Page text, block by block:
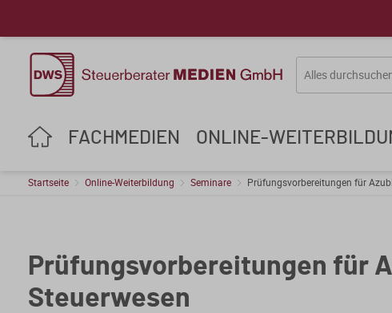
FACHMEDIEN ONLINE-
Startseite Online-Weiterbildung Seminare Prüfungsvorbereitungen für
Prüfungsvorbereitungen für
Steuerwesen